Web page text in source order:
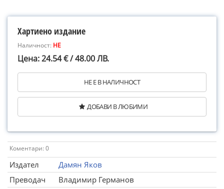
Хартиено издание
Наличност: НЕ
Цена: 24.54 € / 48.00 ЛВ.
НЕ Е В НАЛИЧНОСТ
ДОБАВИ В ЛЮБИМИ
Коментари: 0
Издател
Дамян Яков
Преводач
Владимир Германов